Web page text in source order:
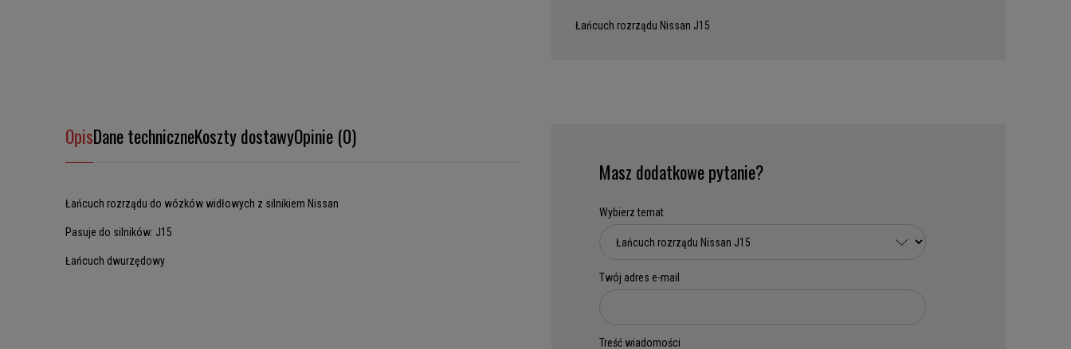
Łańcuch rozrządu Nissan J15
OpisDane techniczneKoszty dostawyOpinie (0)
Łańcuch rozrządu do wózków widłowych z silnikiem Nissan
Pasuje do silników: J15
Łańcuch dwurzędowy
Masz dodatkowe pytanie?